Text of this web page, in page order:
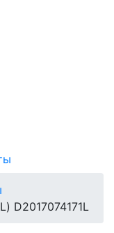
D2017074171L